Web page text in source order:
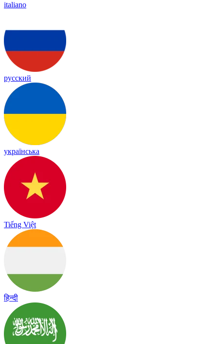
italiano
русский
українська
Tiếng Việt
हिन्दी